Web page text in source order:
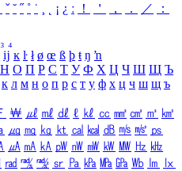
ˇ ˘ ˝ ˚ ˙ ¸ ¡ ¿ ː ！ ＇ ， ． ／
：
₃ ₄
ĳ ĸ ŀ ł ø œ ß þ ŧ ŋ ŉ
Н О П Р С Т У Ф Х Ц Ч Ш Щ Ъ
к л м н о п р с т у ф х ц ч ш щ ъ
￦ ㎕ ㎖ ㎗ ℓ ㎘ ㏄ ㎣ ㎤ ㎥ ㎦
㎍ ㎎ ㎏ ㏏ ㎈ ㎉ ㏈ ㎧ ㎨ ㎰
㎂ ㎃ ㎄ ㎺ ㎻ ㎽ ㎾ ㎿ ㎐ ㎑
㎭ ㎮ ㎯ ㏛ ㎩ ㎪ ㎫ ㎬ ㏝ ㏐
㏓